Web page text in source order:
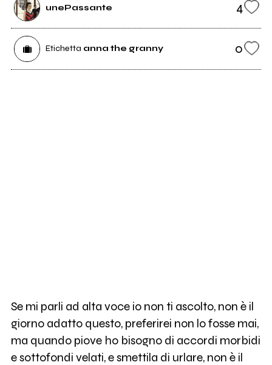
unePassante 4
Etichetta anna the granny 0
Se mi parli ad alta voce io non ti ascolto, non è il
giorno adatto questo, preferirei non lo fosse mai,
ma quando piove ho bisogno di accordi morbidi
e sottofondi velati, e smettila di urlare, non è il